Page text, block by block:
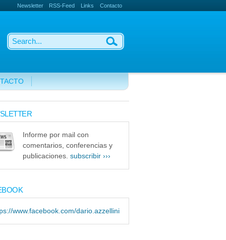
Newsletter RSS-Feed Links Contacto
Informe por mail con
comentarios, conferencias y
publicaciones. subscribir ›››
www.facebook.com/dario.azzellini